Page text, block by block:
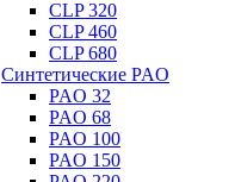
CLP 320
CLP 460
CLP 680
Синтетические PAO
PAO 32
PAO 68
PAO 100
PAO 150